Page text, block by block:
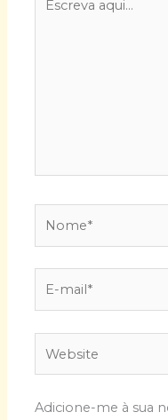
aqui...
mail*
Adicione-me à sua